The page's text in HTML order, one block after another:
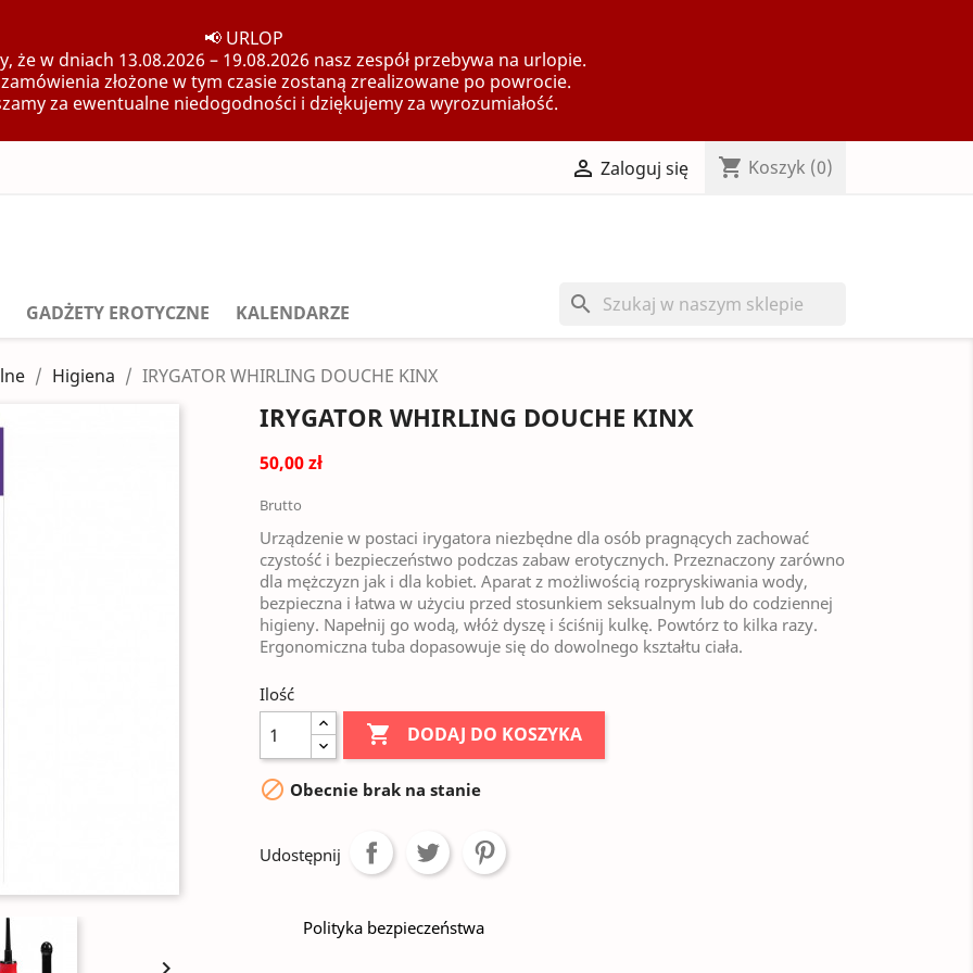
📢 URLOP
że w dniach 13.08.2026 – 19.08.2026 nasz zespół przebywa na urlopie.
złożone w tym czasie zostaną zrealizowane po powrocie.
za ewentualne niedogodności i dziękujemy za wyrozumiałość.
 Zaloguj się shopping_cart Koszyk (0)
GADŻETY EROTYCZNE KALENDARZE search
Higiena IRYGATOR WHIRLING DOUCHE KINX
IRYGATOR WHIRLING DOUCHE KINX
50,00 zł
Brutto
Urządzenie w postaci irygatora niezbędne dla osób pragnących zachować
czystość i bezpieczeństwo podczas zabaw erotycznych. Przeznaczony zarówno
dla mężczyzn jak i dla kobiet. Aparat z możliwością rozpryskiwania wody,
bezpieczna i łatwa w użyciu przed stosunkiem seksualnym lub do codziennej
higieny. Napełnij go wodą, włóż dyszę i ściśnij kulkę. Powtórz to kilka razy.
Ergonomiczna tuba dopasowuje się do dowolnego kształtu ciała.
Ilość
 DODAJ DO KOSZYKA
 Obecnie brak na stanie
Udostępnij
Polityka bezpieczeństwa